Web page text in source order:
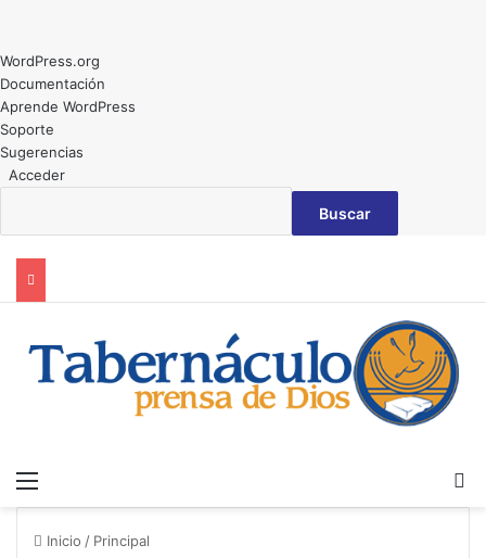
Acerca
de
WordPress
WordPress.org
Documentación
Aprende WordPress
Soporte
Sugerencias
Acceder
Buscar
Inicio / Principal